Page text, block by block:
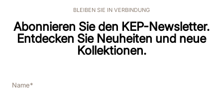
BLEIBEN SIE IN VERBINDUNG
Abonnieren Sie den KEP-Newsletter.
Entdecken Sie Neuheiten und neue
Kollektionen.